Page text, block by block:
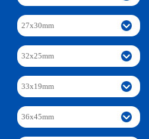
27x30mm
32x25mm
33x19mm
36x45mm